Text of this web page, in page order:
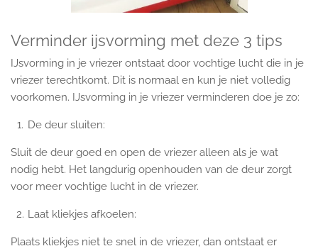
Verminder ijsvorming met deze 3 tips
IJsvorming in je vriezer ontstaat door vochtige lucht die in je
vriezer terechtkomt. Dit is normaal en kun je niet volledig
voorkomen. IJsvorming in je vriezer verminderen doe je zo:
De deur sluiten:
Sluit de deur goed en open de vriezer alleen als je wat
nodig hebt. Het langdurig openhouden van de deur zorgt
voor meer vochtige lucht in de vriezer.
Laat kliekjes afkoelen:
Plaats kliekjes niet te snel in de vriezer, dan ontstaat er